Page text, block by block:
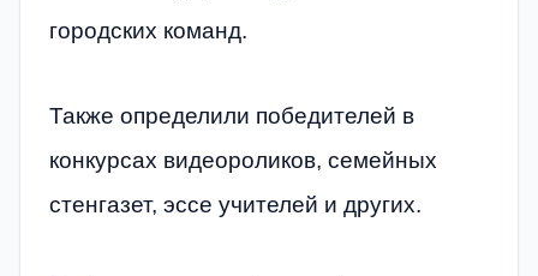
городских команд.
Также определили победителей в
конкурсах видеороликов, семейных
стенгазет, эссе учителей и других.